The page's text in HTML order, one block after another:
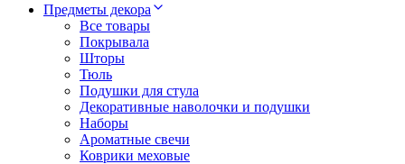
Предметы декора
Все товары
Покрывала
Шторы
Тюль
Подушки для стула
Декоративные наволочки и подушки
Наборы
Ароматные свечи
Коврики меховые